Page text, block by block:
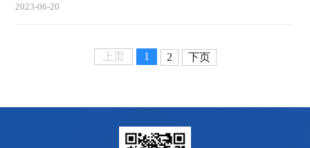
2023-06-20
上页 1 2 下页